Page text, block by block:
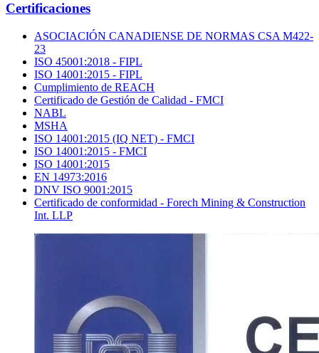
Certificaciones
ASOCIACIÓN CANADIENSE DE NORMAS CSA M422-
23
ISO 45001:2018 - FIPL
ISO 14001:2015 - FIPL
Cumplimiento de REACH
Certificado de Gestión de Calidad - FMCI
NABL
MSHA
ISO 14001:2015 (IQ NET) - FMCI
ISO 14001:2015 - FMCI
ISO 14001:2015
EN 14973:2016
DNV ISO 9001:2015
Certificado de conformidad - Forech Mining & Construction
Int. LLP